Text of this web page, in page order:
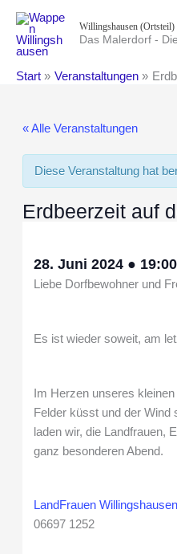
Inhalt
springen
Willingshausen (Ortsteil)
Das Malerdorf -
Start Veranstaltungen
« Alle Veranstaltungen
Diese Veranstaltung hat
Erdbeerzeit auf
28. Juni 2024 ●
Liebe Dorfbewohner und
Es ist wieder soweit, am
Im Herzen unseres
Felder küsst und der Wind
laden wir, die Landfrauen,
ganz besonderen Abend.
LandFrauen Willingshausen
06697 1252